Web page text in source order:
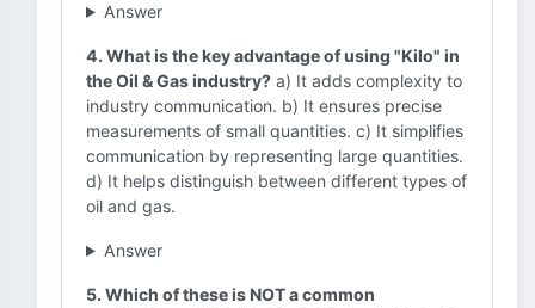
Answer
4. What is the key advantage of using "Kilo" in
the Oil & Gas industry? a) It adds complexity to
industry communication. b) It ensures precise
measurements of small quantities. c) It simplifies
communication by representing large quantities.
d) It helps distinguish between different types of
oil and gas.
Answer
5. Which of these is NOT a common